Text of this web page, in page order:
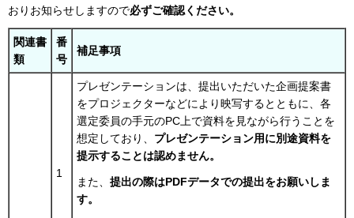
おりお知らせしますので必ずご確認ください。
関連書
類
番
号
補足事項
1
プレゼンテーションは、提出いただいた企画提案書
をプロジェクターなどにより映写するとともに、各
選定委員の手元のPC上で資料を見ながら行うことを
想定しており、 プレゼンテーション用に別途資料を
提示することは認めません。
また、 提出の際はPDFデータでの提出をお願いしま
す。